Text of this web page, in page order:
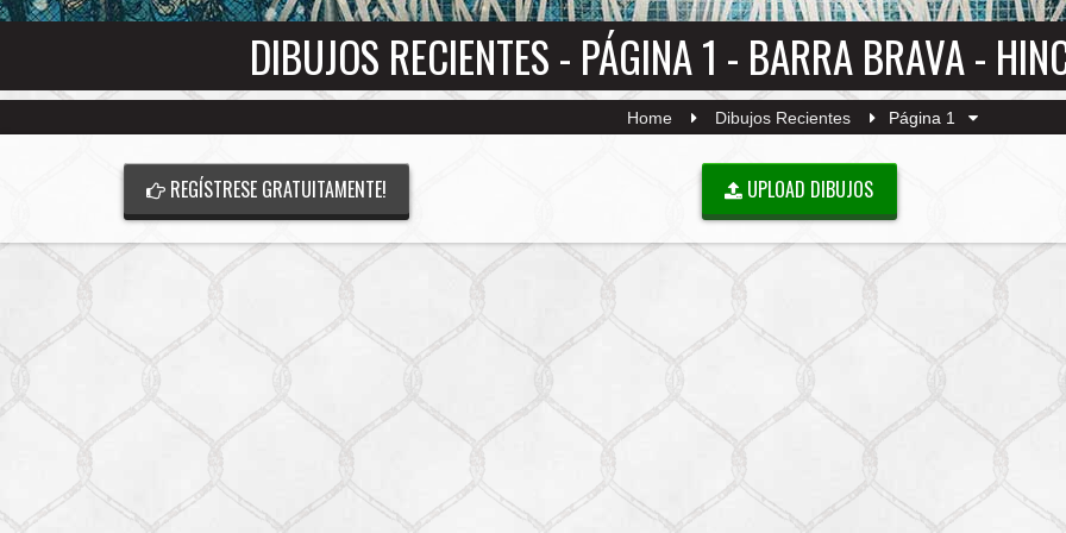
DIBUJOS RECIENTES - PÁGINA 1 - BARRA BRAVA -
Home Dibujos Recientes Página 1
REGÍSTRESE GRATUITAMENTE! UPLOAD DIBUJOS